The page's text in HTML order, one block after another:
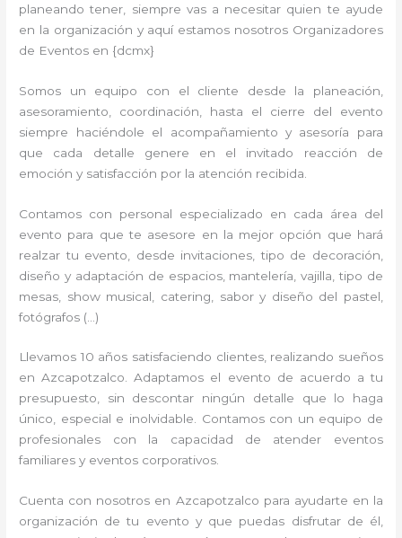
planeando tener, siempre vas a necesitar quien te ayude
en la organización y aquí estamos nosotros Organizadores
de Eventos en {dcmx}
Somos un equipo con el cliente desde la planeación,
asesoramiento, coordinación, hasta el cierre del evento
siempre haciéndole el acompañamiento y asesoría para
que cada detalle genere en el invitado reacción de
emoción y satisfacción por la atención recibida.
Contamos con personal especializado en cada área del
evento para que te asesore en la mejor opción que hará
realzar tu evento, desde invitaciones, tipo de decoración,
diseño y adaptación de espacios, mantelería, vajilla, tipo de
mesas, show musical, catering, sabor y diseño del pastel,
fotógrafos (…)
Llevamos 10 años satisfaciendo clientes, realizando sueños
en Azcapotzalco. Adaptamos el evento de acuerdo a tu
presupuesto, sin descontar ningún detalle que lo haga
único, especial e inolvidable. Contamos con un equipo de
profesionales con la capacidad de atender eventos
familiares y eventos corporativos.
Cuenta con nosotros en Azcapotzalco para ayudarte en la
organización de tu evento y que puedas disfrutar de él,